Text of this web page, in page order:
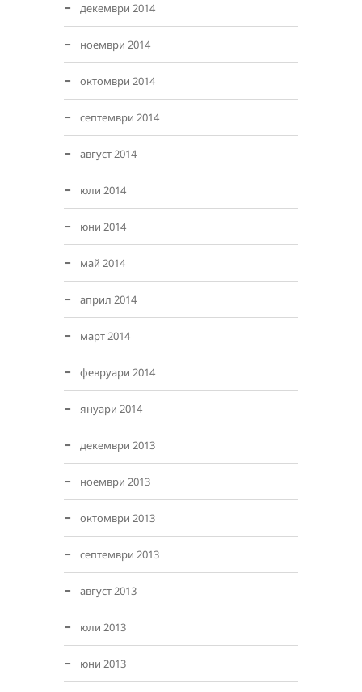
декември 2014
ноември 2014
октомври 2014
септември 2014
август 2014
юли 2014
юни 2014
май 2014
април 2014
март 2014
февруари 2014
януари 2014
декември 2013
ноември 2013
октомври 2013
септември 2013
август 2013
юли 2013
юни 2013